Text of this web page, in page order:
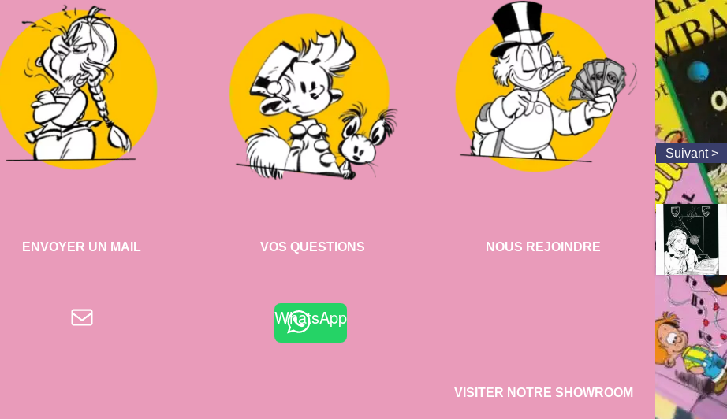
ENVOYER UN MAIL
E-mail
VOS QUESTIONS
WhatsApp
NOUS REJOINDRE
VISITER NOTRE SHOWROOM